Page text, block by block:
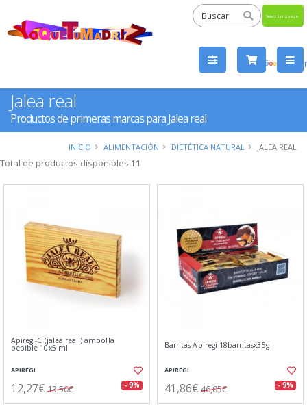
by
Jalea real
Productos de primeras marcas para Jalea real
INICIO ALIMENTACIÓN DIETÉTICA NATURAL JALEA REAL
Total de productos disponibles 11
Apiregi-C (jalea real ) ampolla
bebible 10x5 ml
APIREGI
12,27€ 13,50€ - 9%
Barritas Apiregi 18barritasx35g
APIREGI
41,86€ 46,05€ - 9%